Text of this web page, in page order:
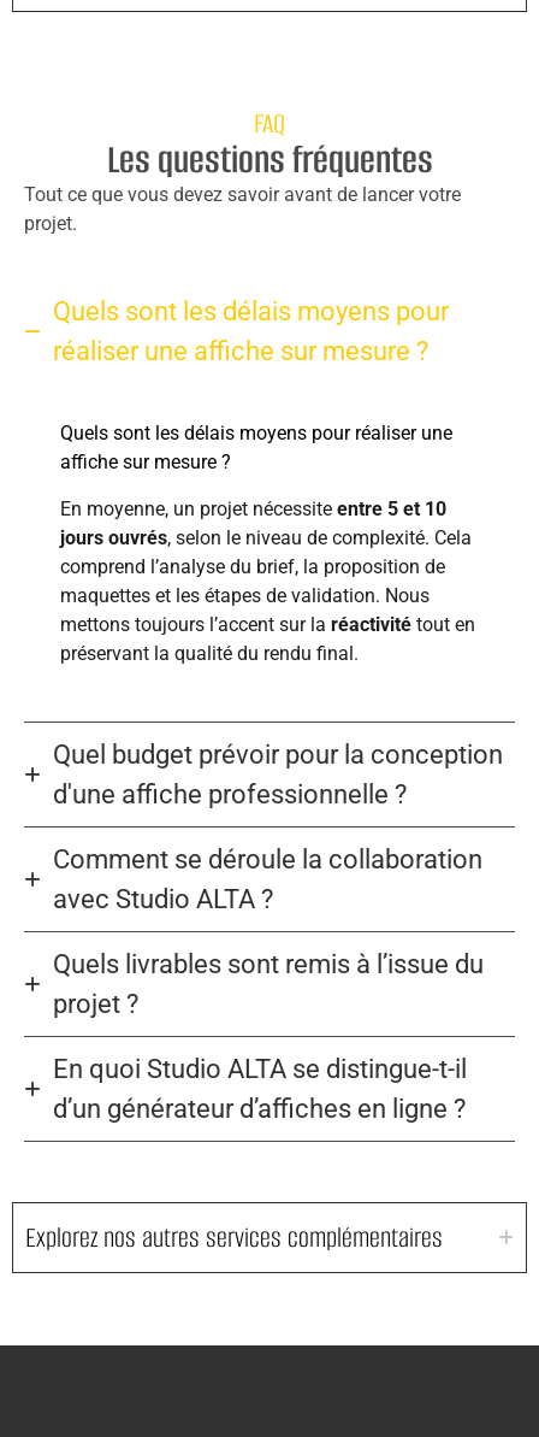
FAQ
Les questions fréquentes
Tout ce que vous devez savoir avant de lancer votre
projet.
Quels sont les délais moyens pour
réaliser une affiche sur mesure ?
Quels sont les délais moyens pour réaliser une
affiche sur mesure ?
En moyenne, un projet nécessite entre 5 et 10
jours ouvrés, selon le niveau de complexité. Cela
comprend l’analyse du brief, la proposition de
maquettes et les étapes de validation. Nous
mettons toujours l’accent sur la réactivité tout en
préservant la qualité du rendu final.
Quel budget prévoir pour la conception
d'une affiche professionnelle ?
Comment se déroule la collaboration
avec Studio ALTA ?
Quels livrables sont remis à l’issue du
projet ?
En quoi Studio ALTA se distingue-t-il
d’un générateur d’affiches en ligne ?
Explorez nos autres services complémentaires